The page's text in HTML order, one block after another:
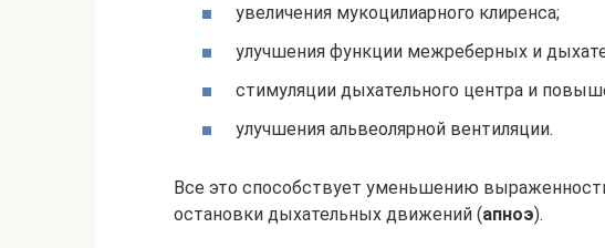
увеличения мукоцилиарного клиренса;
улучшения функции межреберных и
стимуляции дыхательного центра и
улучшения альвеолярной вентиляции.
Все это способствует уменьшению
остановки дыхательных движений (апноэ).